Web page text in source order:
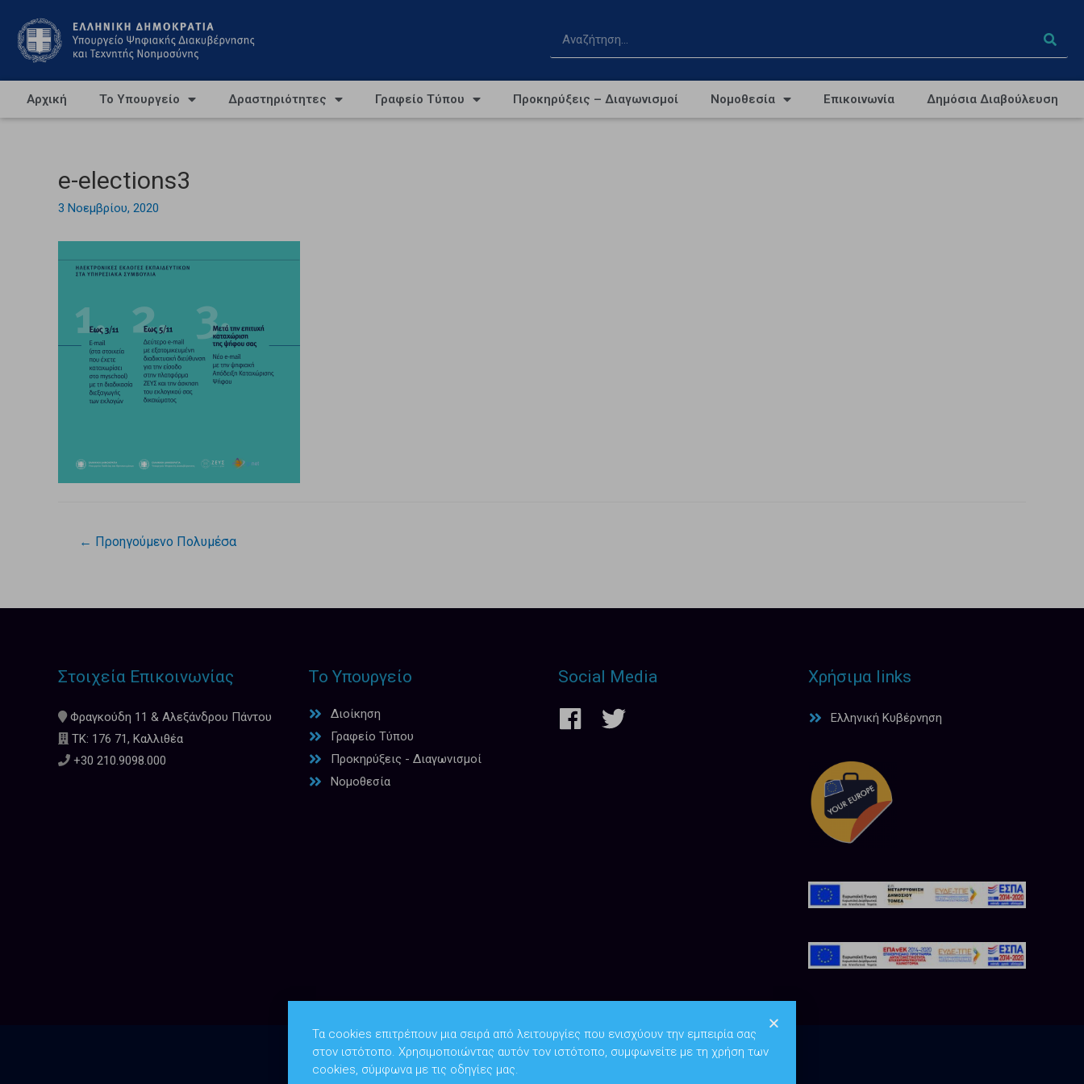
Αρχική Το Υπουργείο Δραστηριότητες Γραφείο Τύπου Προκηρύξεις – Διαγωνισμοί Νομοθεσία Επικοινωνία Δημόσια Διαβούλευση
e-elections3
3 Νοεμβρίου, 2020
← Προηγούμενο Πολυμέσα
Στοιχεία Επικοινωνίας
Φραγκούδη 11 & Αλεξάνδρου Πάντου
ΤΚ: 176 71, Καλλιθέα
+30 210.9098.000
Το Υπουργείο
Διοίκηση
Γραφείο Τύπου
Προκηρύξεις - Διαγωνισμοί
Νομοθεσία
Social Media Χρήσιμα links
Ελληνική Κυβέρνηση
Copyright © 2026Υπουργείο Ψηφιακής Διακυβέρνησης
Τα cookies επιτρέπουν μια σειρά από λειτουργίες που ενισχύουν την εμπειρία σας
στον ιστότοπο. Χρησιμοποιώντας αυτόν τον ιστότοπο, συμφωνείτε με τη χρήση των
cookies, σύμφωνα με τις οδηγίες μας.